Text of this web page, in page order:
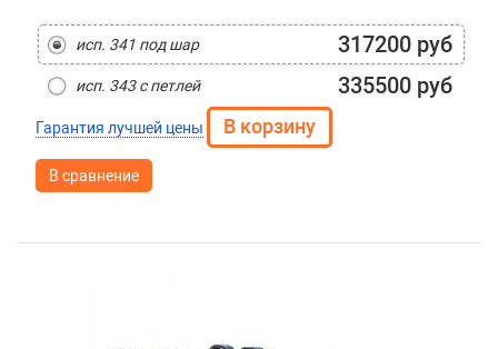
исп. 341 под шар 317200 руб
исп. 343 с петлей 335500 руб
Гарантия лучшей цены
В сравнение